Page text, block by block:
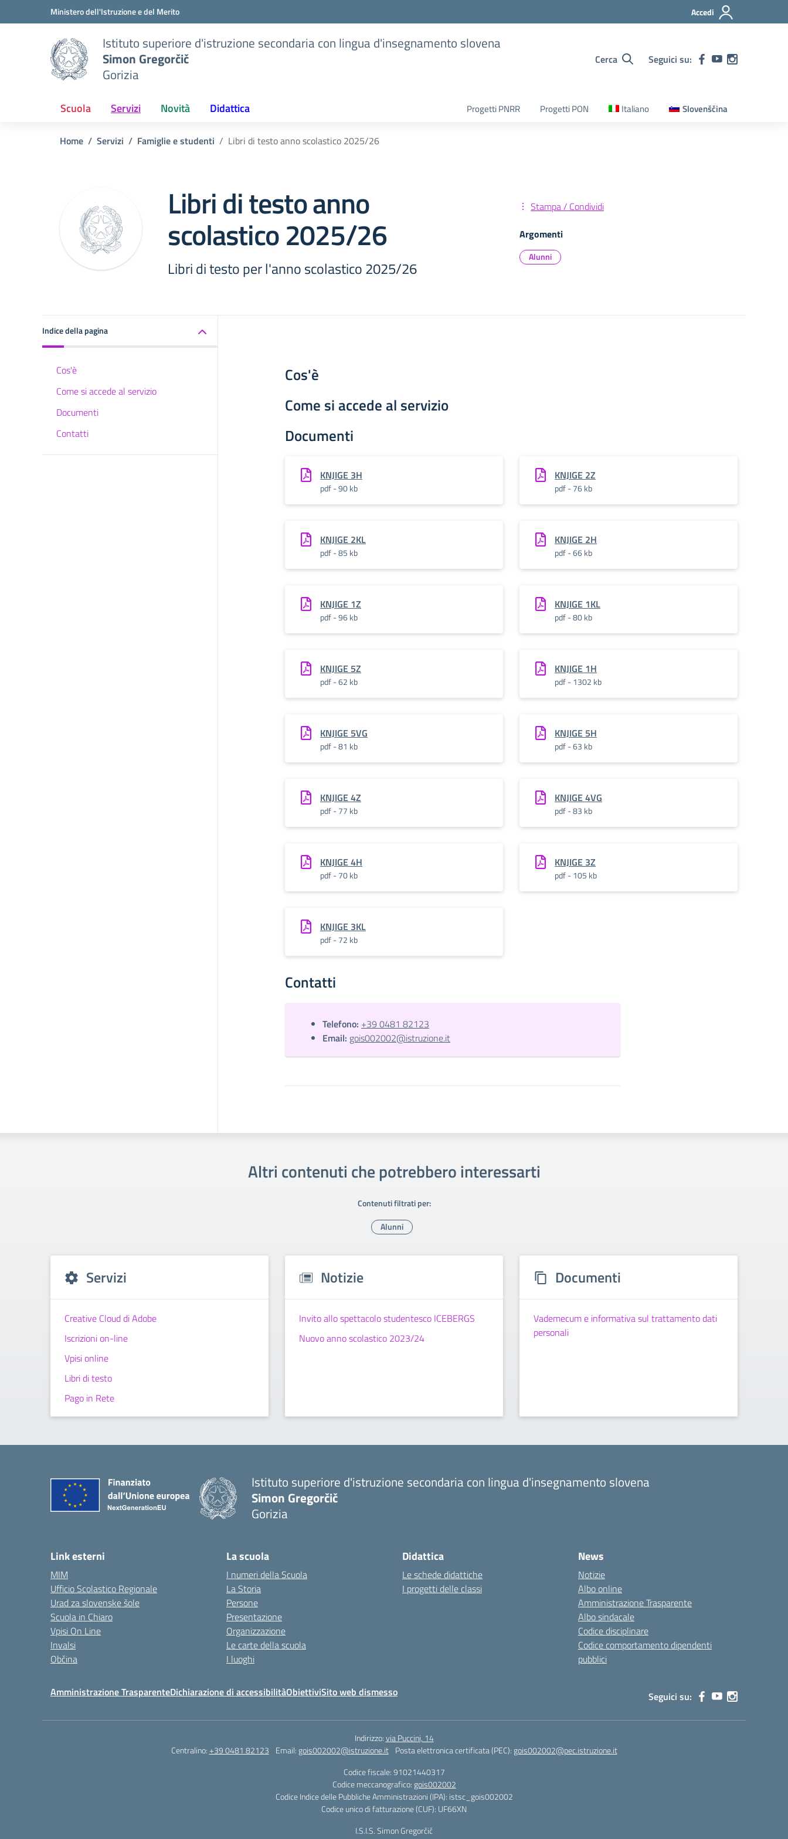
Vai ai contenuti
Vai al menu di navigazioneMinistero dell'Istruzione e del Merito Accedi
Istituto superiore d'istruzione secondaria con lingua d'insegnamento slovena
Simon Gregorčič
Gorizia
Cerca Seguici su:
Scuola Servizi Novità Didattica Progetti PNRR Progetti PON Italiano Slovenščina
Home Servizi Famiglie e studenti Libri di testo anno scolastico 2025/26
Libri di testo anno
scolastico 2025/26
Libri di testo per l'anno scolastico 2025/26
Stampa / Condividi
Argomenti
Alunni
Indice della pagina
Cos'è
Come si accede al servizio
Documenti
Contatti
Cos'è
Come si accede al servizio
Documenti
KNJIGE 3H
pdf - 90 kb
KNJIGE 2Z
pdf - 76 kb
KNJIGE 2KL
pdf - 85 kb
KNJIGE 2H
pdf - 66 kb
KNJIGE 1Z
pdf - 96 kb
KNJIGE 1KL
pdf - 80 kb
KNJIGE 5Z
pdf - 62 kb
KNJIGE 1H
pdf - 1302 kb
KNJIGE 5VG
pdf - 81 kb
KNJIGE 5H
pdf - 63 kb
KNJIGE 4Z
pdf - 77 kb
KNJIGE 4VG
pdf - 83 kb
KNJIGE 4H
pdf - 70 kb
KNJIGE 3Z
pdf - 105 kb
KNJIGE 3KL
pdf - 72 kb
Contatti
Telefono: +39 0481 82123
Email: gois002002@istruzione.it
Altri contenuti che potrebbero interessarti
Contenuti filtrati per:
Alunni
Servizi
Creative Cloud di Adobe
Iscrizioni on-line
Vpisi online
Libri di testo
Pago in Rete
Notizie
Invito allo spettacolo studentesco ICEBERGS
Nuovo anno scolastico 2023/24
Documenti
Vademecum e informativa sul trattamento dati
personali
Istituto superiore d'istruzione secondaria con lingua d'insegnamento slovena
Simon Gregorčič
Gorizia
Link esterni
MIM
Ufficio Scolastico Regionale
Urad za slovenske šole
Scuola in Chiaro
Vpisi On Line
Invalsi
Občina
La scuola
I numeri della Scuola
La Storia
Persone
Presentazione
Organizzazione
Le carte della scuola
I luoghi
Didattica
Le schede didattiche
I progetti delle classi
News
Notizie
Albo online
Amministrazione Trasparente
Albo sindacale
Codice disciplinare
Codice comportamento dipendenti
pubblici
Amministrazione TrasparenteDichiarazione di accessibilitàObiettiviSito web dismesso Seguici su:
Indirizzo:via Puccini, 14
Centralino:+39 0481 82123 Email: gois002002@istruzione.it Posta elettronica certificata (PEC): gois002002@pec.istruzione.it
Codice fiscale: 91021440317
Codice meccanografico: gois002002
Codice Indice delle Pubbliche Amministrazioni (IPA): istsc_gois002002
Codice unico di fatturazione (CUF): UF66XN
I.S.I.S. Simon Gregorčič